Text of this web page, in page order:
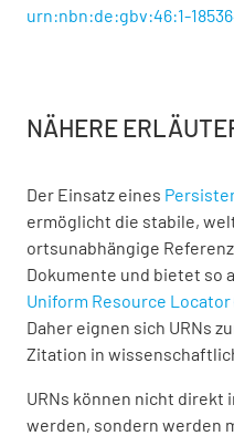
urn:nbn:de:gbv:46:1-
NÄHERE
Der Einsatz eines
ermöglicht die stabile,
ortsunabhängige
Dokumente und bietet so
Uniform Resource Locator
Daher eignen sich URNs
Zitation in
URNs können nicht direkt
werden, sondern werden